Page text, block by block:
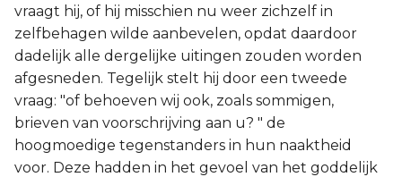
vraagt hij, of hij misschien nu weer zichzelf in
zelfbehagen wilde aanbevelen, opdat daardoor
dadelijk alle dergelijke uitingen zouden worden
afgesneden. Tegelijk stelt hij door een tweede
vraag: "of behoeven wij ook, zoals sommigen,
brieven van voorschrijving aan u? " de
hoogmoedige tegenstanders in hun naaktheid
voor. Deze hadden in het gevoel van het goddelijk